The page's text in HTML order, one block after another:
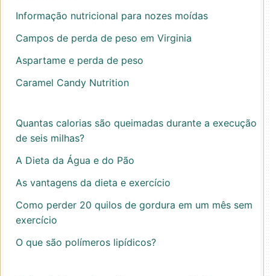
Informação nutricional para nozes moídas
Campos de perda de peso em Virginia
Aspartame e perda de peso
Caramel Candy Nutrition
Quantas calorias são queimadas durante a execução
de seis milhas?
A Dieta da Água e do Pão
As vantagens da dieta e exercício
Como perder 20 quilos de gordura em um mês sem
exercício
O que são polímeros lipídicos?